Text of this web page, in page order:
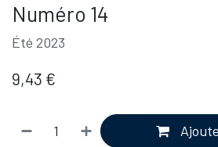
Numéro 14
Été 2023
9,43 €